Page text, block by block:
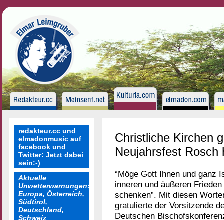
redakteur.cc und
elmadonmusic auf
facebook und
Twitter: Jetzt dabei
sein:-)
Aktuelle
Unwetterwarnungen:
Europa, Österreich,
Südtirol,
Deutschland,
Schweiz
Christliche Kirchen
Neujahrsfest Rosch
“Möge Gott Ihnen und ganz
inneren und äußeren Frieden
schenken”. Mit diesen
gratulierte der Vorsitzende
Deutschen